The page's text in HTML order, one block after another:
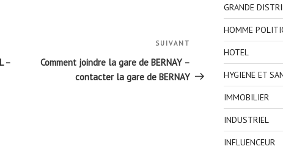
–
SUIVANT
Comment joindre la gare de BERNAY –
contacter la gare de BERNAY
GRANDE
HOMME
HOTEL
HYGIENE ET
IMMOBILIER
INDUSTRIEL
INFLUENCEUR